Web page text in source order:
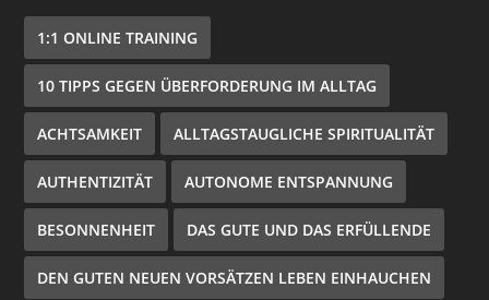
1:1 ONLINE TRAINING
10 TIPPS GEGEN ÜBERFORDERUNG IM ALLTAG
ACHTSAMKEIT ALLTAGSTAUGLICHE SPIRITUALITÄT
AUTHENTIZITÄT AUTONOME ENTSPANNUNG
BESONNENHEIT DAS GUTE UND DAS ERFÜLLENDE
DEN GUTEN NEUEN VORSÄTZEN LEBEN EINHAUCHEN